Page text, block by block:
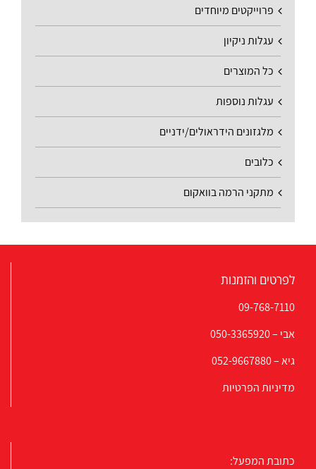
פרוייקטים מיוחדים
עגלות ניקיון
כל המוצרים
עגלות נוספות
מלגזונים הידראולים/ידניים
כלובים
מתקני הרמה בוואקום
לפרטים והזמנות
09-768-7110
אבי –050-3365920
גיא –052-9667880
מדיניות הפרטיות
כתובת המפעל: